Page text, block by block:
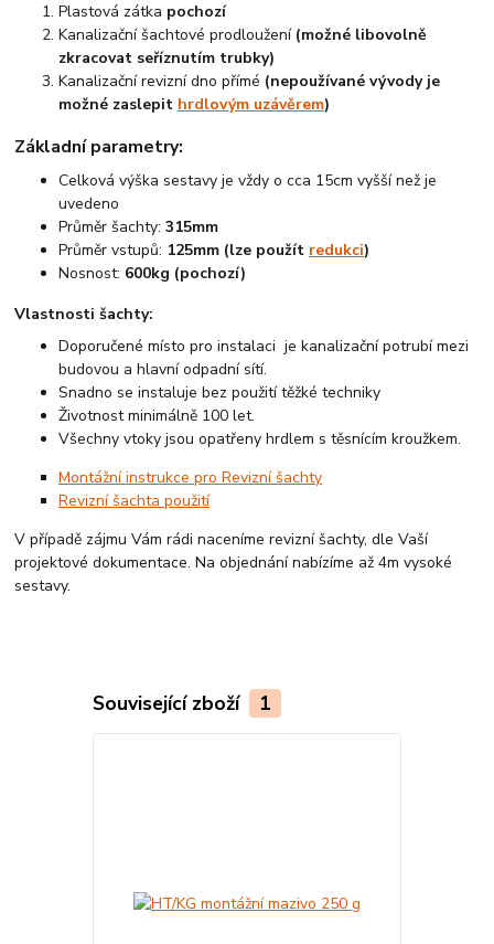
Plastová zátka pochozí
Kanalizační šachtové prodloužení (možné libovolně
zkracovat seříznutím trubky)
Kanalizační revizní dno přímé (nepoužívané vývody je
možné zaslepit hrdlovým uzávěrem)
Základní parametry:
Celková výška sestavy je vždy o cca 15cm vyšší než je
uvedeno
Průměr šachty:315mm
Průměr vstupů: 125mm (lze použít redukci)
Nosnost: 600kg (pochozí)
Vlastnosti šachty:
Doporučené místo pro instalaci je kanalizační potrubí mezi
budovou a hlavní odpadní sítí.
Snadno se instaluje bez použití těžké techniky
Životnost minimálně 100 let.
Všechny vtoky jsou opatřeny hrdlem s těsnícím kroužkem.
Montážní instrukce pro Revizní šachty
Revizní šachta použití
V případě zájmu Vám rádi naceníme revizní šachty, dle Vaší
projektové dokumentace. Na objednání nabízíme až 4m vysoké
sestavy.
Související zboží 1